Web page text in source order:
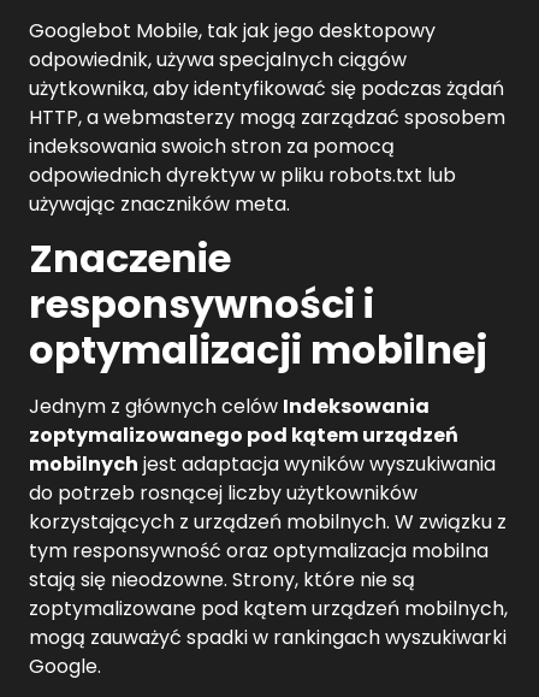
Googlebot Mobile, tak jak jego desktopowy
odpowiednik, używa specjalnych ciągów
użytkownika, aby identyfikować się podczas żądań
HTTP, a webmasterzy mogą zarządzać sposobem
indeksowania swoich stron za pomocą
odpowiednich dyrektyw w pliku robots.txt lub
używając znaczników meta.
Znaczenie
responsywności i
optymalizacji mobilnej
Jednym z głównych celów Indeksowania
zoptymalizowanego pod kątem urządzeń
mobilnych jest adaptacja wyników wyszukiwania
do potrzeb rosnącej liczby użytkowników
korzystających z urządzeń mobilnych. W związku z
tym responsywność oraz optymalizacja mobilna
stają się nieodzowne. Strony, które nie są
zoptymalizowane pod kątem urządzeń mobilnych,
mogą zauważyć spadki w rankingach wyszukiwarki
Google.